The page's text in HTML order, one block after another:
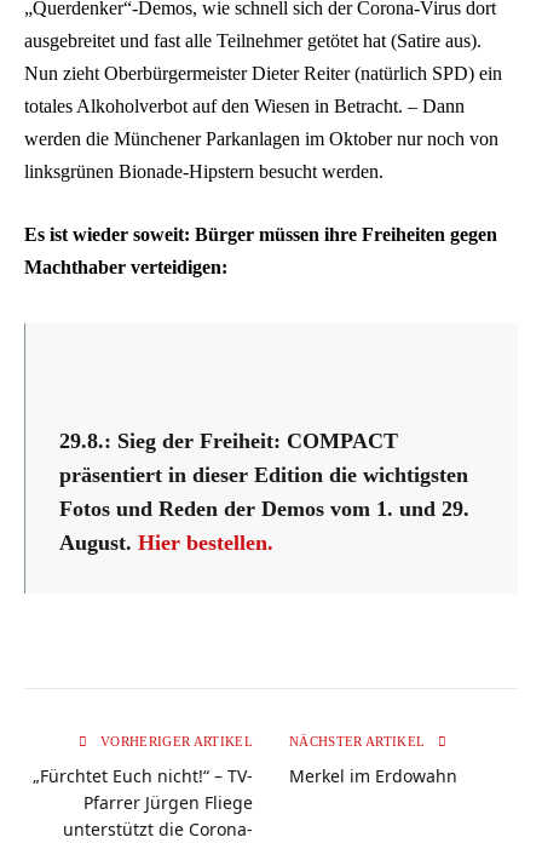
„Querdenker“-Demos, wie schnell sich der Corona-Virus dort
ausgebreitet und fast alle Teilnehmer getötet hat (Satire aus).
Nun zieht Oberbürgermeister Dieter Reiter (natürlich SPD) ein
totales Alkoholverbot auf den Wiesen in Betracht. – Dann
werden die Münchener Parkanlagen im Oktober nur noch von
linksgrünen Bionade-Hipstern besucht werden.
Es ist wieder soweit: Bürger müssen ihre Freiheiten gegen
Machthaber verteidigen:
29.8.: Sieg der Freiheit: COMPACT
präsentiert in dieser Edition die wichtigsten
Fotos und Reden der Demos vom 1. und 29.
August. Hier bestellen.
VORHERIGER ARTIKEL
„Fürchtet Euch nicht!“ – TV-
Pfarrer Jürgen Fliege
unterstützt die Corona-
NÄCHSTER ARTIKEL
Merkel im Erdowahn